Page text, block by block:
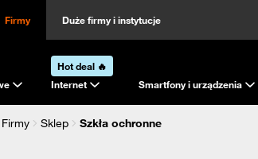
Firmy Duże firmy i instytucje
Hot deal 🔥
Internet
Smartfony i urządzenia
Sklep
Szkła ochronne